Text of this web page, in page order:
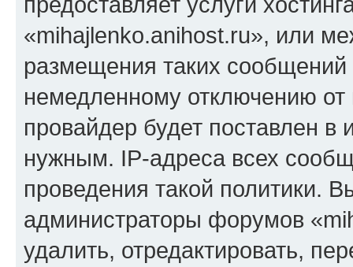
«mihajlenko.anihost.ru», или
размещения таких
немедленному отключению
провайдер будет поставлен в
нужным. IP-адреса всех
проведения такой политики.
администраторы форумов
удалить, отредактировать,